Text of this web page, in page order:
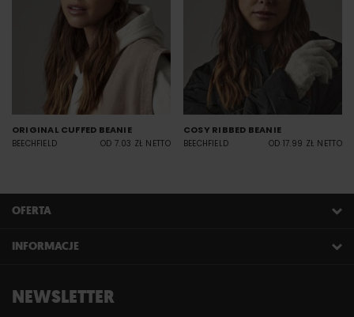
ORIGINAL CUFFED BEANIE
BEECHFIELD OD 7.03 ZŁ NETTO
COSY RIBBED BEANIE
BEECHFIELD OD 17.99 ZŁ NETTO
OFERTA
INFORMACJE
NEWSLETTER